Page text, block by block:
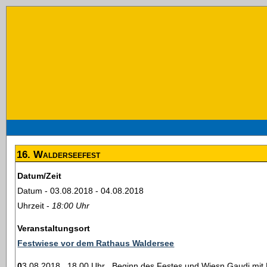
16. Walderseefest
Datum/Zeit
Datum - 03.08.2018 - 04.08.2018
Uhrzeit - 18:00 Uhr
Veranstaltungsort
Festwiese vor dem Rathaus Waldersee